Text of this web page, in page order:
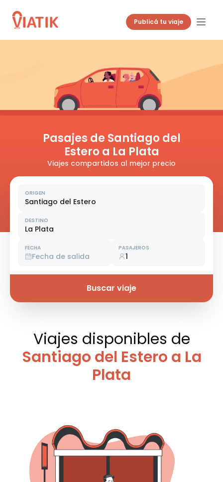
Publicá tu viaje
Pasajes de Santiago del
Estero a La Plata
Viajes compartidos al mejor precio
ORIGEN
Santiago del Estero
DESTINO
La Plata
FECHA
Fecha de salida
PASAJEROS
1
Buscar viaje
Viajes disponibles de
Santiago del Estero a La
Plata